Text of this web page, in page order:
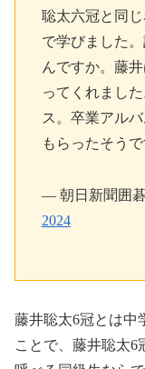
聡太六冠と同
で学びました
んですか。藤
ってくれまし
ス。卒業アル
もらったそうで
— 朝日新聞囲碁
2024
藤井聡太6冠とは中
ことで、藤井聡太